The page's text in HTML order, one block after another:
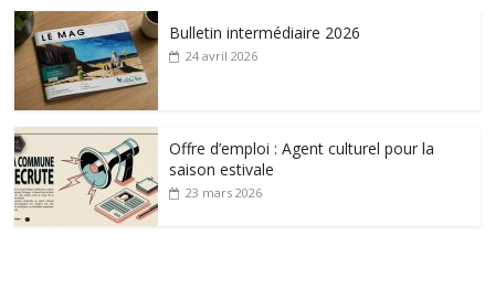
Bulletin intermédiaire 2026
24 avril 2026
Offre d’emploi : Agent culturel pour la
saison estivale
23 mars 2026